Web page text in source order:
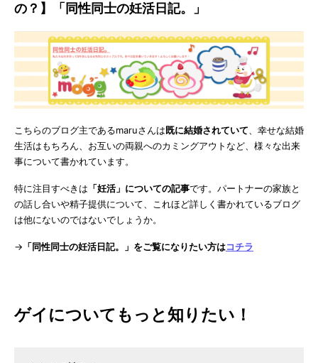
の？】「同性同士の妊活日記。」
こちらのブログ主であるmaruさんは既に結婚されていて 、幸せな結婚
生活はもちろん、お互いの両親へのカミングアウトなど、様々な出来
事について書かれています。
特に注目すべきは 「妊活」についての記事です。パートナーの家族と
の話し合いや精子提供について、これほど詳しく書かれているブログ
は他にないのではないでしょうか。
→ 「同性同士の妊活日記。」をご覧になりたい方はコチラ
ゲイについてもっと知りたい！